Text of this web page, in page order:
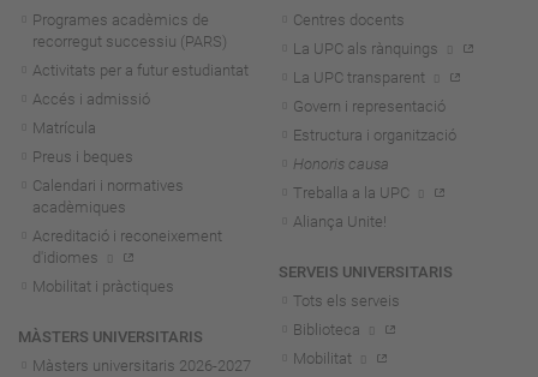
Programes acadèmics de
recorregut successiu (PARS)
Activitats per a futur estudiantat
Accés i admissió
Matrícula
Preus i beques
Calendari i normatives
acadèmiques
Acreditació i reconeixement
d'idiomes
Mobilitat i pràctiques
MÀSTERS UNIVERSITARIS
Màsters universitaris 2026-2027
Centres docents
La UPC als rànquings
La UPC transparent
Govern i representació
Estructura i organització
Honoris causa
Treballa a la UPC
Aliança Unite!
SERVEIS UNIVERSITARIS
Tots els serveis
Biblioteca
Mobilitat